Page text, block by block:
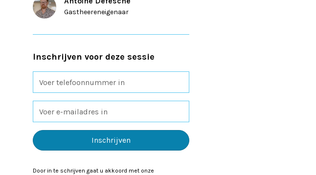
Gastheereneigenaar
Inschrijven voor deze sessie
Door in te schrijven gaat u akkoord met onze